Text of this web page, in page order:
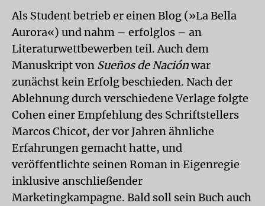
Als Student betrieb er einen Blog (»La Bella
Aurora«) und nahm – erfolglos – an
Literaturwettbewerben teil. Auch dem
Manuskript von Sueños de Naciónwar
zunächst kein Erfolg beschieden. Nach der
Ablehnung durch verschiedene Verlage folgte
Cohen einer Empfehlung des Schriftstellers
Marcos Chicot, der vor Jahren ähnliche
Erfahrungen gemacht hatte, und
veröffentlichte seinen Roman in Eigenregie
inklusive anschließender
Marketingkampagne. Bald soll sein Buch auch